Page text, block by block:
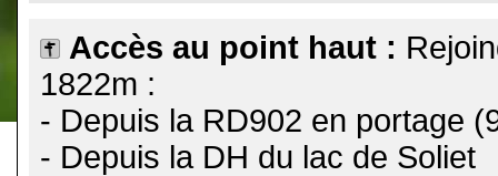
Accès au point haut :
1822m :
- Depuis la RD902 en portage
- Depuis la DH du lac de Soliet